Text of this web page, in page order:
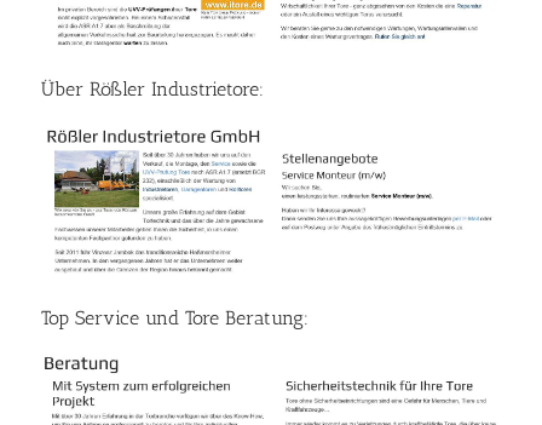
Über Rößler Industrietore:
Top Service und Tore Beratung: